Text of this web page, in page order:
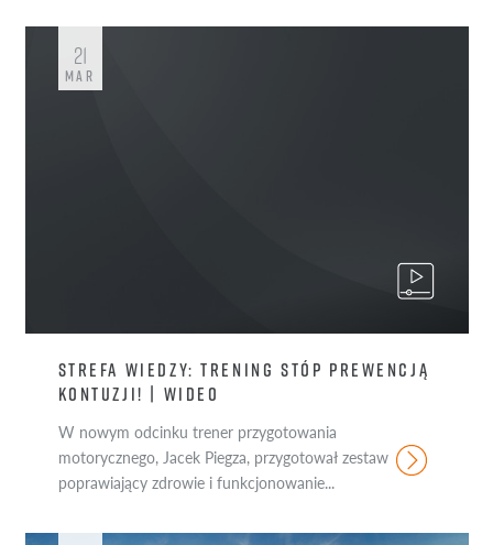
STREFA WIEDZY: TRENING STÓP PREWENCJĄ
KONTUZJI! | WIDEO
W nowym odcinku trener przygotowania
motorycznego, Jacek Piegza, przygotował zestaw
poprawiający zdrowie i funkcjonowanie...
21
MAR